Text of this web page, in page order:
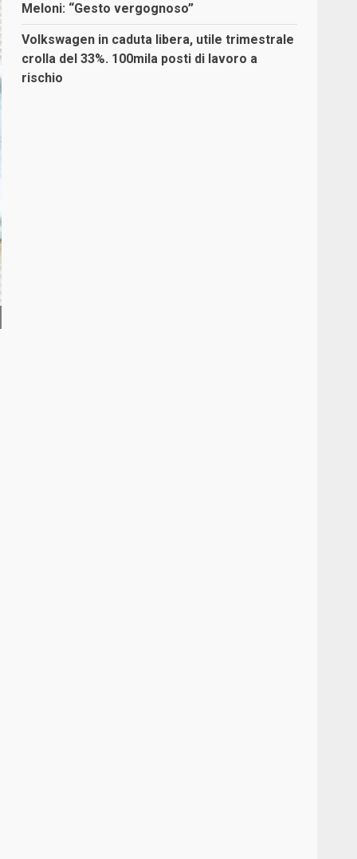
Meloni: “Gesto vergognoso”
Volkswagen in caduta libera, utile trimestrale
crolla del 33%. 100mila posti di lavoro a
rischio